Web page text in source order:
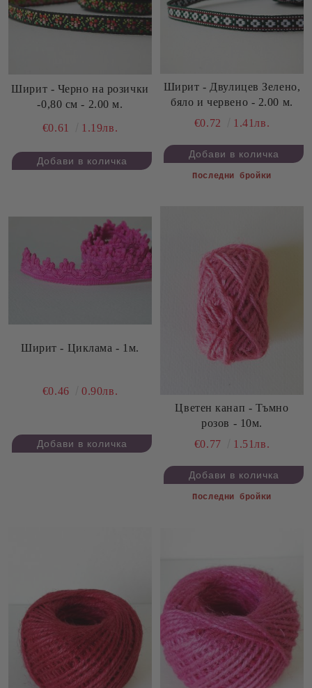
Ширит - Черно на розички
-0,80 см - 2.00 м.
€0.61
1.19лв.
Ширит - Двулицев Зелено,
бяло и червено - 2.00 м.
€0.72
1.41лв.
Последни бройки
Ширит - Циклама - 1м.
€0.46
0.90лв.
Цветен канап - Тъмно
розов - 10м.
€0.77
1.51лв.
Последни бройки